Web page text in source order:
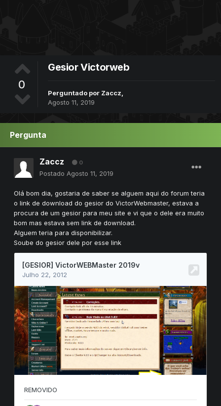
0
Gesior Victorweb
Perguntado por Zaccz,
Agosto 11, 2019
Pergunta
Zaccz 0
Postado Agosto 11, 2019
Olá bom dia, gostaria de saber se alguem aqui do forum teria
o link de download do gesior do VictorWebmaster, estava a
procura de um gesior para meu site e vi que o dele era muito
bom mas estava sem link de download.
Alguem teria para disponibilizar.
Soube do gesior dele por esse link